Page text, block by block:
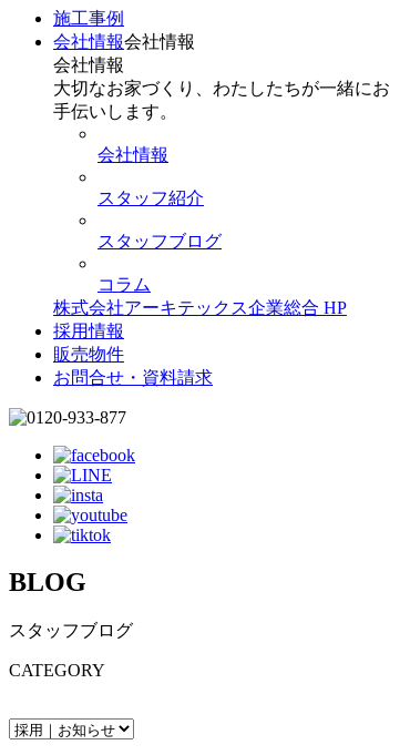
施工事例
会社情報会社情報
会社情報
大切なお家づくり、わたしたちが一緒にお
手伝いします。
会社情報
スタッフ紹介
スタッフブログ
コラム
株式会社アーキテックス企業総合 HP
採用情報
販売物件
お問合せ・資料請求
BLOG
スタッフブログ
CATEGORY